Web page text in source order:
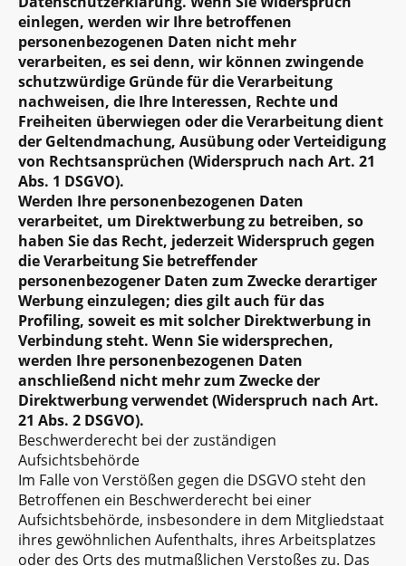
einlegen, werden wir Ihre betroffenen
personenbezogenen Daten nicht mehr
verarbeiten, es sei denn, wir können zwingende
schutzwürdige Gründe für die Verarbeitung
nachweisen, die Ihre Interessen, Rechte und
Freiheiten überwiegen oder die Verarbeitung dient
der Geltendmachung, Ausübung oder Verteidigung
von Rechtsansprüchen (Widerspruch nach Art. 21
Abs. 1 DSGVO).
Werden Ihre personenbezogenen Daten
verarbeitet, um Direktwerbung zu betreiben, so
haben Sie das Recht, jederzeit Widerspruch gegen
die Verarbeitung Sie betreffender
personenbezogener Daten zum Zwecke derartiger
Werbung einzulegen; dies gilt auch für das
Profiling, soweit es mit solcher Direktwerbung in
Verbindung steht. Wenn Sie widersprechen,
werden Ihre personenbezogenen Daten
anschließend nicht mehr zum Zwecke der
Direktwerbung verwendet (Widerspruch nach Art.
21 Abs. 2 DSGVO).
Beschwerderecht bei der zuständigen
Aufsichtsbehörde
Im Falle von Verstößen gegen die DSGVO steht den
Betroffenen ein Beschwerderecht bei einer
Aufsichtsbehörde, insbesondere in dem Mitgliedstaat
ihres gewöhnlichen Aufenthalts, ihres Arbeitsplatzes
oder des Orts des mutmaßlichen Verstoßes zu. Das